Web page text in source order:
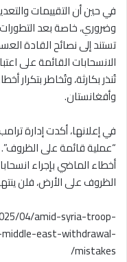
في حين أن التقييمات
وضروري، خاصة بعد التطورات
تستند إلى نصائح القادة
الانسحابات القائمة على
تُنذر بكارثة، وتُخاطر بتكرار
وأفغانستان.
في إعلانها، أكدت إدارة
“عملية قائمة على
أخطاء الماضي بإجراء
الظروف على الأرض، فلن
04/amid-syria-troop-
east-withdrawal-
mistakes/